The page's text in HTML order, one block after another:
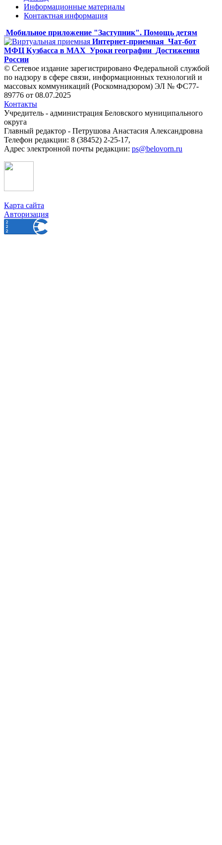
Информационные материалы
Контактная информация
Мобильное приложение "Заступник". Помощь детям
Интернет-приемная Чат-бот
МФЦ Кузбасса в MAX Уроки географии Достижения
России
© Сетевое издание зарегистрировано Федеральной службой
по надзору в сфере связи, информационных технологий и
массовых коммуникаций (Роскомнадзором) ЭЛ № ФС77-
89776 от 08.07.2025
Контакты
Учредитель - администрация Беловского муниципального
округа
Главный редактор - Петрушова Анастасия Александровна
Телефон редакции: 8 (38452) 2-25-17,
Адрес электронной почты редакции: ps@belovorn.ru
Карта сайта
Авторизация